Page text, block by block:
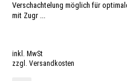
Verschachtelung möglich für
mit Zugr ...
inkl. MwSt
zzgl. Versandkosten